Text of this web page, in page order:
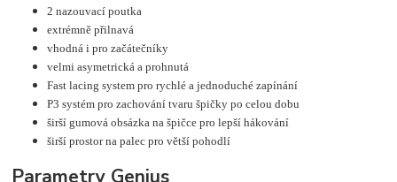
2 nazouvací poutka
extrémně přilnavá
vhodná i pro začátečníky
velmi asymetrická a prohnutá
Fast lacing system pro rychlé a jednoduché zapínání
P3 systém pro zachování tvaru špičky po celou dobu
širší gumová obsázka na špičce pro lepší hákování
širší prostor na palec pro větší pohodlí